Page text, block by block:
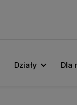
Działy Dla